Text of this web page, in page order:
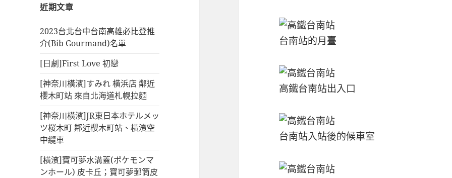
近期文章
2023台北台中台南高雄必比登推
介(Bib Gourmand)名單
[日劇]First Love 初戀
[神奈川橫濱]すみれ 横浜店 鄰近
櫻木町站 來自北海道札幌拉麵
[神奈川橫濱]JR東日本ホテルメッ
ツ桜木町 鄰近櫻木町站、橫濱空
中纜車
[橫濱]寶可夢水溝蓋(ポケモンマ
ンホール) 皮卡丘；寶可夢郵筒皮
台南站的月臺
高鐵台南站出入口
台南站入站後的候車室